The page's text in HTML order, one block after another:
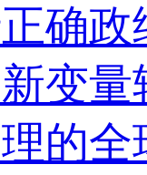
确
变
的